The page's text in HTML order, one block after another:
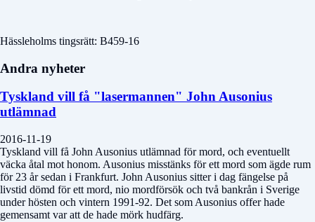
Hässleholms tingsrätt: B459-16
Andra nyheter
Tyskland vill få "lasermannen" John Ausonius
utlämnad
2016-11-19
Tyskland vill få John Ausonius utlämnad för mord, och eventuellt
väcka åtal mot honom. Ausonius misstänks för ett mord som ägde rum
för 23 år sedan i Frankfurt. John Ausonius sitter i dag fängelse på
livstid dömd för ett mord, nio mordförsök och två bankrån i Sverige
under hösten och vintern 1991-92. Det som Ausonius offer hade
gemensamt var att de hade mörk hudfärg.